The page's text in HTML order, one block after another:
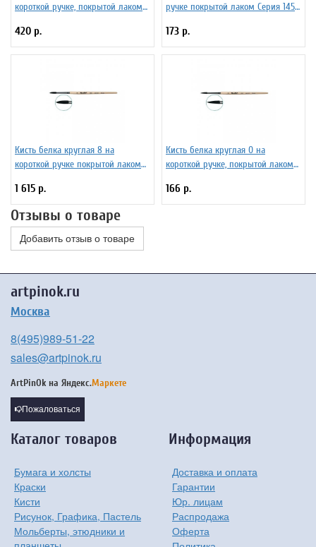
короткой ручке, покрытой лаком
420 р.
ручке покрытой лаком Серия 1450
173 р.
Кисть белка круглая 8 на
короткой ручке покрытой лаком
1 615 р.
Кисть белка круглая 0 на
короткой ручке, покрытой лаком
166 р.
Отзывы о товаре
Добавить отзыв о товаре
artpinok.ru
Москва
8(495)989-51-22
sales@artpinok.ru
ArtPinOk на Яндекс.Маркете
Пожаловаться
Каталог товаров
Бумага и холсты
Краски
Кисти
Рисунок, Графика, Пастель
Мольберты, этюдники и
Информация
Доставка и оплата
Гарантии
Юр. лицам
Распродажа
Оферта